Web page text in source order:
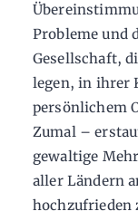
Probleme und
Gesellschaft,
legen, in ihrer
persönlichem
Zumal –
gewaltige
aller Ländern
hochzufrieden